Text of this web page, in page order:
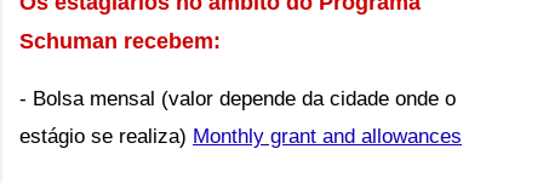
Schuman recebem:
- Bolsa mensal (valor depende da cidade onde o
estágio se realiza) Monthly grant and allowances